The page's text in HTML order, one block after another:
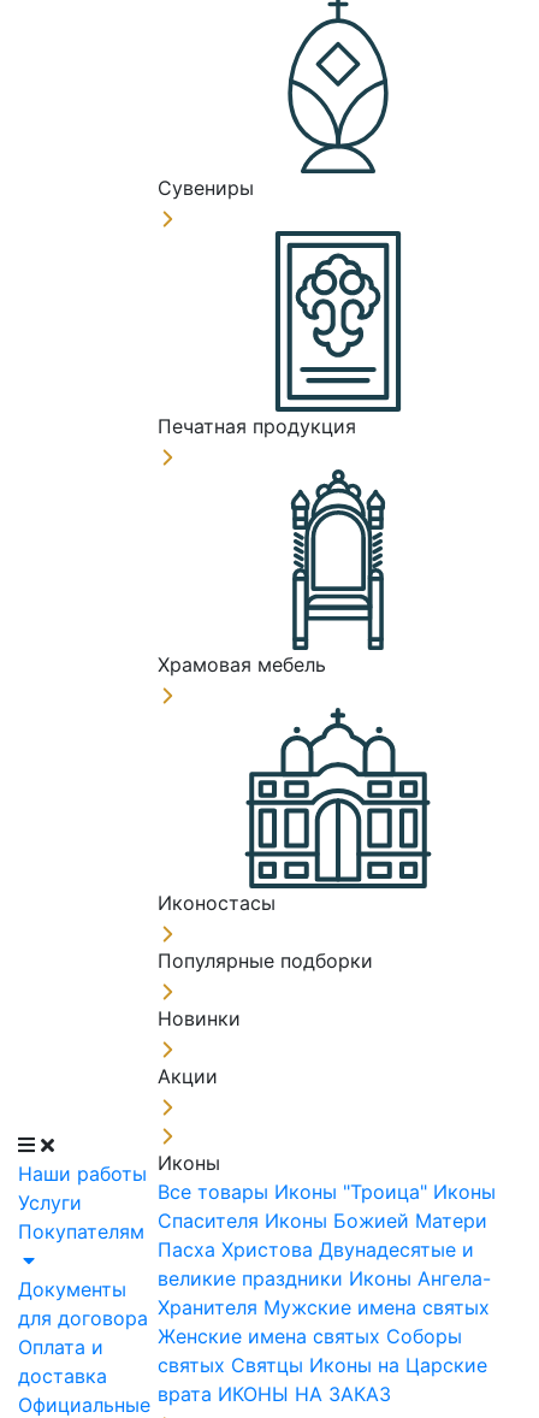
Наши работы
Услуги
Покупателям
Документы
для договора
Оплата и
доставка
Официальные
Сувениры
Печатная продукция
Храмовая мебель
Иконостасы
Популярные подборки
Новинки
Акции
Иконы
Все товары Иконы "Троица" Иконы
Спасителя Иконы Божией Матери
Пасха Христова Двунадесятые и
великие праздники Иконы Ангела-
Хранителя Мужские имена святых
Женские имена святых Соборы
святых Святцы Иконы на Царские
врата ИКОНЫ НА ЗАКАЗ